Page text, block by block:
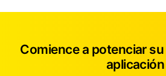
Comience a potenciar
aplicación